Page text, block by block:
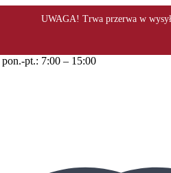
pon.-pt.: 7:00 – 15:00